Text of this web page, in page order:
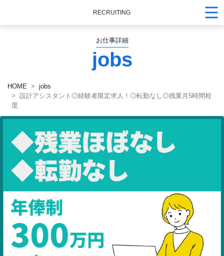
RECRUITING
お仕事詳細
jobs
HOME
jobs
設計アシスタント◎経験者限定求人！◎転勤なし◎残業月5時間程
度